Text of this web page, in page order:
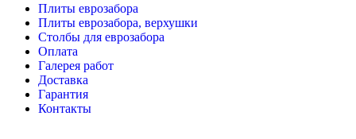
Плиты еврозабора
Плиты еврозабора, верхушки
Столбы для еврозабора
Оплата
Галерея работ
Доставка
Гарантия
Контакты